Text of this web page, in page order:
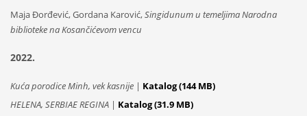
Maja Đorđević, Gordana Karović,Singidunum u temeljima Narodna
biblioteke na Kosančićevom vencu
2022.
Kuća porodice Minh, vek kasnije | Katalog (144 MB)
HELENA, SERBIAE REGINA | Katalog (31.9 MB)